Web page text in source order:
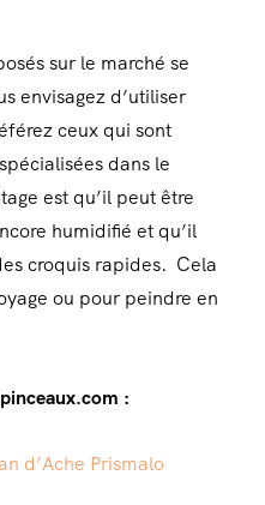
sur le marché se
envisagez d’utiliser
ceux qui sont
dans le
est qu’il peut être
humidifié et qu’il
croquis rapides. Cela
ou pour peindre en
:
d’Ache Prismalo